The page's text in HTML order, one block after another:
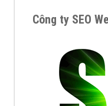
Công ty SEO